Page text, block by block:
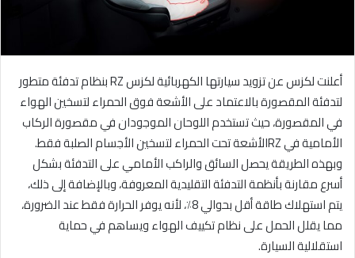
ي
ا
أعلنت لكزس عن تزويد سيارتها الكهربائية لكزس RZ بنظام تدفئة متطور
لتدفئة المقصورة بالاعتماد على الأشعة فوق الحمراء لتسخين الهواء
في المقصورة، حيث تستخدم اللوحان الموجودان في مقصورة الركاب
الأمامية في RZالأشعة تحت الحمراء لتسخين الأجسام الصلبة فقط.
وبهذه الطريقة يحصل السائق والراكب الأمامي على التدفئة بشكل
أسرع مقارنة بأنظمة التدفئة التقليدية المعروفة، وبالإضافة إلى ذلك،
يتم استهلاك طاقة أقل بحوالي 8٪، لأنه يوفر الحرارة فقط عند الضرورة،
مما يقلل الحمل على نظام تكييف الهواء ويساهم في حماية
استقلالية السيارة.